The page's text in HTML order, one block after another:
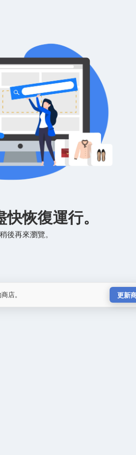
恢復運行。
後再來瀏覽。
店。 更新